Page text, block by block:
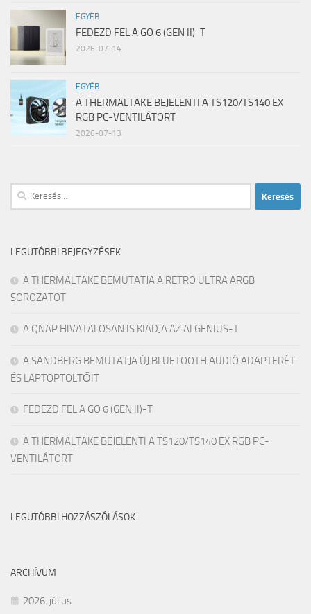
EGYÉB
FEDEZD FEL A GO 6 (GEN II)-T
2026-07-14
EGYÉB
A THERMALTAKE BEJELENTI A TS120/TS140 EX
RGB PC-VENTILÁTORT
2026-07-13
Keresés:
LEGUTÓBBI BEJEGYZÉSEK
A THERMALTAKE BEMUTATJA A RETRO ULTRA ARGB
SOROZATOT
A QNAP HIVATALOSAN IS KIADJA AZ AI GENIUS-T
A SANDBERG BEMUTATJA ÚJ BLUETOOTH AUDIÓ ADAPTERÉT
ÉS LAPTOPTÖLTŐIT
FEDEZD FEL A GO 6 (GEN II)-T
A THERMALTAKE BEJELENTI A TS120/TS140 EX RGB PC-
VENTILÁTORT
LEGUTÓBBI HOZZÁSZÓLÁSOK
ARCHÍVUM
2026. július